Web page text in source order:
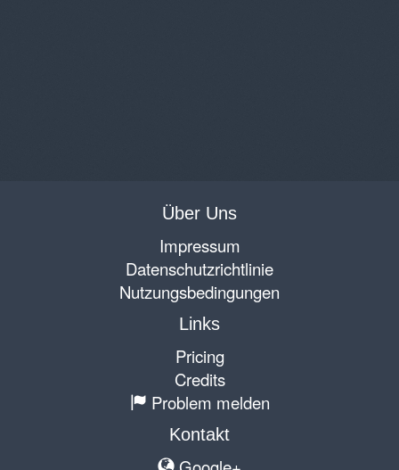
Über Uns
Impressum
Datenschutzrichtlinie
Nutzungsbedingungen
Links
Pricing
Credits
Problem melden
Kontakt